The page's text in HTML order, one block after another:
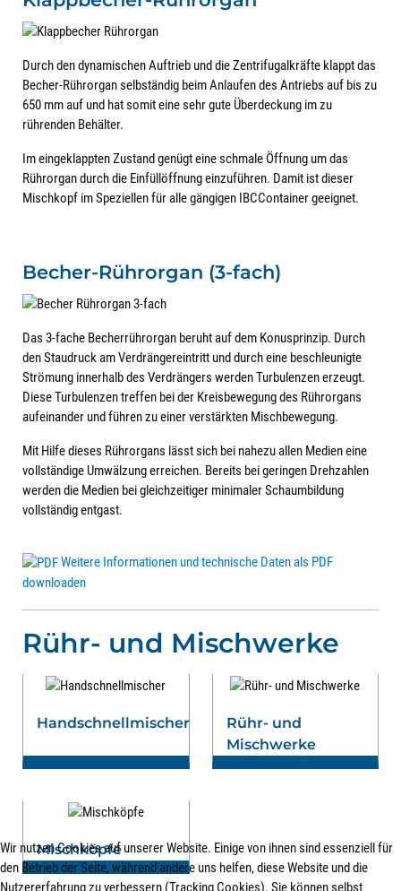
Durch den dynamischen Auftrieb und die Zentrifugalkräfte klappt das
Becher-Rührorgan selbständig beim Anlaufen des Antriebs auf bis zu
650 mm auf und hat somit eine sehr gute Überdeckung im zu
rührenden Behälter.
Im eingeklappten Zustand genügt eine schmale Öffnung um das
Rührorgan durch die Einfüllöffnung einzuführen. Damit ist dieser
Mischkopf im Speziellen für alle gängigen IBCContainer geeignet.
Becher-Rührorgan (3-fach)
Das 3-fache Becherrührorgan beruht auf dem Konusprinzip. Durch
den Staudruck am Verdrängereintritt und durch eine beschleunigte
Strömung innerhalb des Verdrängers werden Turbulenzen erzeugt.
Diese Turbulenzen treffen bei der Kreisbewegung des Rührorgans
aufeinander und führen zu einer verstärkten Mischbewegung.
Mit Hilfe dieses Rührorgans lässt sich bei nahezu allen Medien eine
vollständige Umwälzung erreichen. Bereits bei geringen Drehzahlen
werden die Medien bei gleichzeitiger minimaler Schaumbildung
vollständig entgast.
Weitere Informationen und technische Daten als PDF
downloaden
Rühr- und Mischwerke
Handschnellmischer
Rühr- und
Mischwerke
Mischköpfe
Wir nutzen Cookies auf unserer Website. Einige von ihnen sind essenziell für
den Betrieb der Seite, während andere uns helfen, diese Website und die
Nutzererfahrung zu verbessern (Tracking Cookies). Sie können selbst